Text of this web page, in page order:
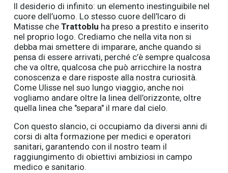
Il desiderio di infinito: un elemento inestinguibile nel
cuore dell’uomo. Lo stesso cuore dell’Icaro di
Matisse che Trattoblu ha preso a prestito e inserito
nel proprio logo. Crediamo che nella vita non si
debba mai smettere di imparare, anche quando si
pensa di essere arrivati, perché c’è sempre qualcosa
che va oltre, qualcosa che può arricchire la nostra
conoscenza e dare risposte alla nostra curiosità.
Come Ulisse nel suo lungo viaggio, anche noi
vogliamo andare oltre la linea dell’orizzonte, oltre
quella linea che "separa" il mare dal cielo.
Con questo slancio, ci occupiamo da diversi anni di
corsi di alta formazione per medici e operatori
sanitari, garantendo con il nostro team il
raggiungimento di obiettivi ambiziosi in campo
medico e sanitario.